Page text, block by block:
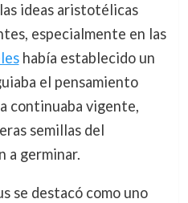
ideas aristotélicas
especialmente en las
había establecido un
el pensamiento
continuaba vigente,
semillas del
a germinar.
se destacó como uno